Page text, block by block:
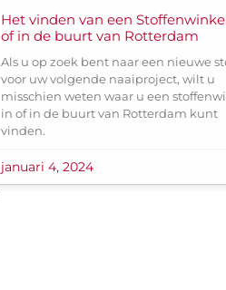
Het vinden van een
of in de buurt van Rotterdam
Als u op zoek bent naar een nieuwe
voor uw volgende naaiproject, wilt u
misschien weten waar u een
in of in de buurt van Rotterdam kunt
vinden.
januari 4, 2024